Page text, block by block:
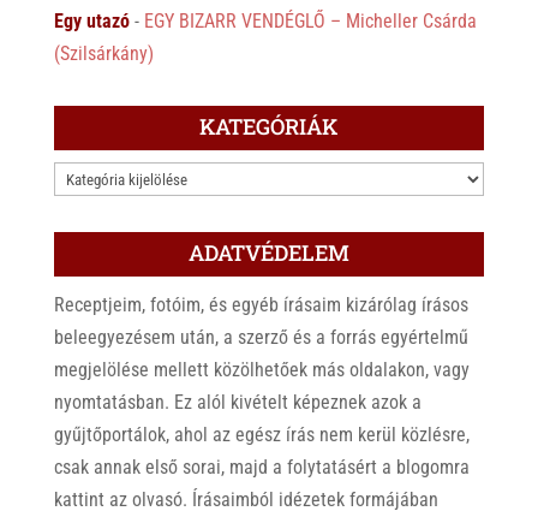
Egy utazó- EGY BIZARR VENDÉGLŐ – Micheller Csárda
(Szilsárkány)
KATEGÓRIÁK
KATEGÓRIÁK
ADATVÉDELEM
Receptjeim, fotóim, és egyéb írásaim kizárólag írásos
beleegyezésem után, a szerző és a forrás egyértelmű
megjelölése mellett közölhetőek más oldalakon, vagy
nyomtatásban. Ez alól kivételt képeznek azok a
gyűjtőportálok, ahol az egész írás nem kerül közlésre,
csak annak első sorai, majd a folytatásért a blogomra
kattint az olvasó. Írásaimból idézetek formájában